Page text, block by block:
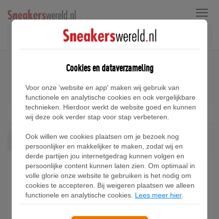
Menu
Converse Chuck 70 Sneakers
Chuck 70 Wis alles
Cookies en dataverzameling
Voor onze 'website en app' maken wij gebruik van
functionele en analytische cookies en ook vergelijkbare
technieken. Hierdoor werkt de website goed en kunnen
wij deze ook verder stap voor stap verbeteren.
Ook willen we cookies plaatsen om je bezoek nog
persoonlijker en makkelijker te maken, zodat wij en
derde partijen jou internetgedrag kunnen volgen en
persoonlijke content kunnen laten zien. Om optimaal in
volle glorie onze website te gebruiken is het nodig om
cookies te accepteren. Bij weigeren plaatsen we alleen
functionele en analytische cookies. Lees meer hier.